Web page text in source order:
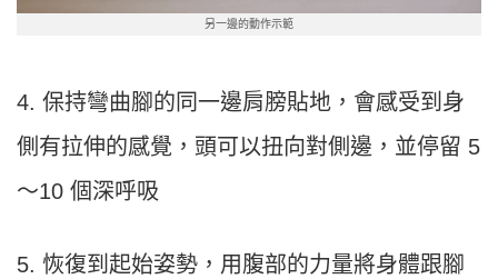
另一邊的動作示範
4. 保持彎曲腳的同一邊肩膀貼地，會感受到身
側有拉伸的感覺，頭可以扭向對側邊，並停留 5
～10 個深呼吸
5. 恢復到起始姿勢，用腹部的力量將身體跟腳